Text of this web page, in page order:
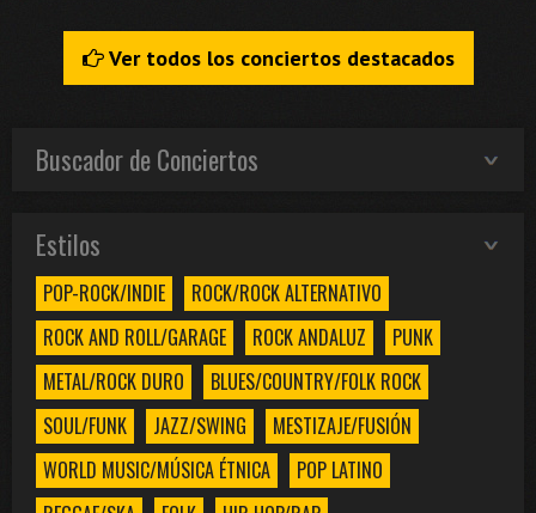
Ver todos los conciertos destacados
Buscador de Conciertos
Estilos
POP-ROCK/INDIE
ROCK/ROCK ALTERNATIVO
ROCK AND ROLL/GARAGE
ROCK ANDALUZ
PUNK
METAL/ROCK DURO
BLUES/COUNTRY/FOLK ROCK
SOUL/FUNK
JAZZ/SWING
MESTIZAJE/FUSIÓN
WORLD MUSIC/MÚSICA ÉTNICA
POP LATINO